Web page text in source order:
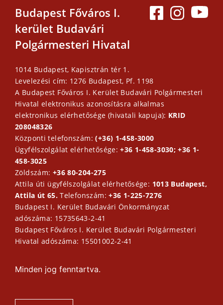
Budapest Főváros I.
kerület Budavári
Polgármesteri Hivatal
1014 Budapest, Kapisztrán tér 1.
Levelezési cím: 1276 Budapest, Pf. 1198
A Budapest Főváros I. Kerület Budavári Polgármesteri
Hivatal elektronikus azonosításra alkalmas
elektronikus elérhetősége (hivatali kapuja): KRID
208048326
Központi telefonszám:(+36) 1-458-3000
Ügyfélszolgálat elérhetősége:+36 1-458-3030; +36 1-
458-3025
Zöldszám: +36 80-204-275
Attila úti ügyfélszolgálat elérhetősége: 1013 Budapest,
Attila út 65.Telefonszám:+36 1-225-7276
Budapest I. Kerület Budavári Önkormányzat
adószáma: 15735643-2-41
Budapest Főváros I. Kerület Budavári Polgármesteri
Hivatal adószáma: 15501002-2-41
Minden jog fenntartva.